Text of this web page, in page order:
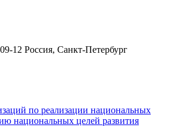
12 Россия, Санкт-Петербург
по реализации национальных
национальных целей развития